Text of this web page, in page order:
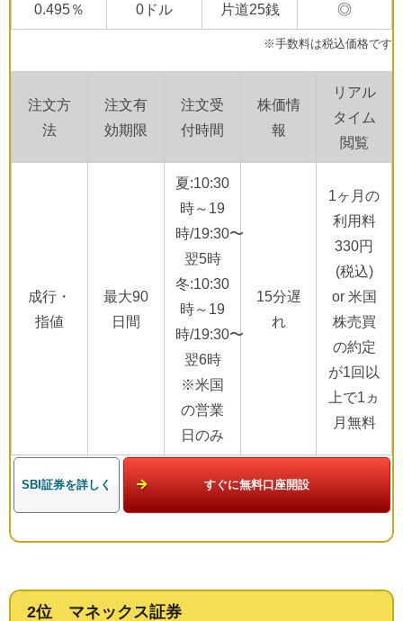
0.495％ 0ドル 片道25銭 ◎
※手数料は税込価格です
注文方
法
注文有
効期限
注文受
付時間
株価情
報
リアル
タイム
閲覧
成行・
指値
最大90
日間
夏:10:30
時～19
時/19:30〜
翌5時
冬:10:30
時～19
時/19:30〜
翌6時
※米国
の営業
日のみ
15分遅
れ
1ヶ月の
利用料
330円
(税込)
or 米国
株売買
の約定
が1回以
上で1ヵ
月無料
SBI証券を詳しく すぐに無料口座開設
2位 マネックス証券